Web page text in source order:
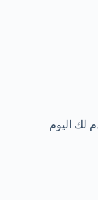
لك اليوم